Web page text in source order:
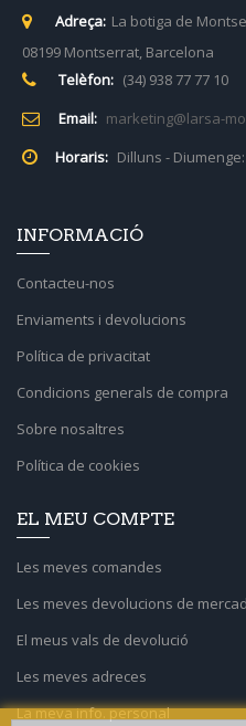
Adreça: La botiga de
08199 Montserrat, Barcelona
Telèfon: (34) 938 77 77 10
Email: marketing@larsa-
Horaris: Dilluns -
INFORMACIÓ
Contacteu-nos
Enviaments i devolucions
Política de privacitat
Condicions generals de compra
Sobre nosaltres
Política de cookies
EL MEU COMPTE
Les meves comandes
Les meves devolucions de
El meus vals de devolució
Les meves adreces
La meva info. personal